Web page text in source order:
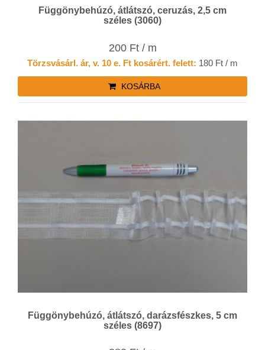
Függönybehúzó, átlátszó, ceruzás, 2,5 cm
széles (3060)
200 Ft / m
Törzsvásárl. ár, v. 10 e. Ft kosárért. felett: 180 Ft / m
KOSÁRBA
Függönybehúzó, átlátszó, darázsfészkes, 5 cm
széles (8697)